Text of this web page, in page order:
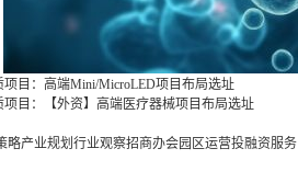
项目：高端Mini/MicroLED项目布局选址
项目：【外资】高端医疗器械项目布局选址
略产业规划 行业观察招商办会园区运营投融资服务